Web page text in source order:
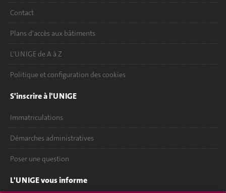
Contact
Plans d'accès aux bâtiments
L'UNIGE de A à Z
Politique et configuration des cookies
S'inscrire à l'UNIGE
Immatriculations
Démarches administratives
Poser une question
L'UNIGE vous informe